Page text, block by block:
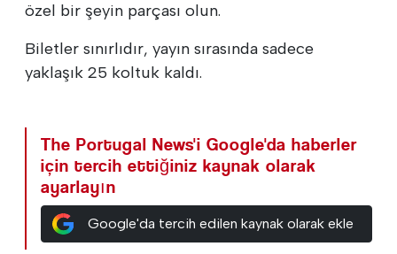
özel bir şeyin parçası olun.
Biletler sınırlıdır, yayın sırasında sadece
yaklaşık 25 koltuk kaldı.
The Portugal News'i Google'da haberler
için tercih ettiğiniz kaynak olarak
ayarlayın
Google'da tercih edilen kaynak olarak ekle